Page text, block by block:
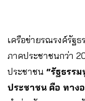
เครือข่ายรณรงค์รัฐ
ภาคประชาชนกว่า
ประชาชน “รัฐธรร
ประชาชน คือ ทาง